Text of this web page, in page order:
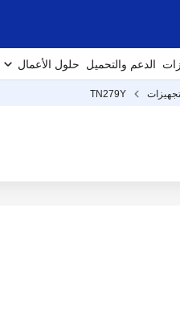
الدعم والتحميل حلول الأعمال
TN279Y